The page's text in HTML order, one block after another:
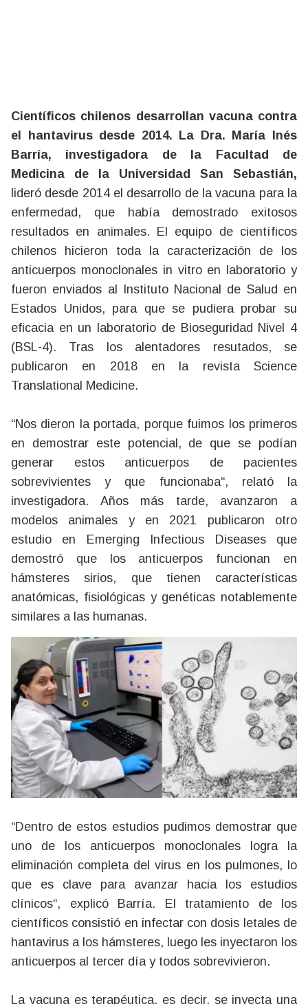
Científicos chilenos desarrollan vacuna contra
el hantavirus desde 2014. La Dra. María Inés
Barría, investigadora de la Facultad de
Medicina de la Universidad San Sebastián,
lideró desde 2014 el desarrollo de la vacuna para la
enfermedad, que había demostrado exitosos
resultados en animales. El equipo de científicos
chilenos hicieron toda la caracterización de los
anticuerpos monoclonales in vitro en laboratorio y
fueron enviados al Instituto Nacional de Salud en
Estados Unidos, para que se pudiera probar su
eficacia en un laboratorio de Bioseguridad Nivel 4
(BSL-4). Tras los alentadores resutados, se
publicaron en 2018 en la revista Science
Translational Medicine.
“Nos dieron la portada, porque fuimos los primeros
en demostrar este potencial, de que se podían
generar estos anticuerpos de pacientes
sobrevivientes y que funcionaba“, relató la
investigadora. Años más tarde, avanzaron a
modelos animales y en 2021 publicaron otro
estudio en Emerging Infectious Diseases que
demostró que los anticuerpos funcionan en
hámsteres sirios, que tienen características
anatómicas, fisiológicas y genéticas notablemente
similares a las humanas.
“Dentro de estos estudios pudimos demostrar que
uno de los anticuerpos monoclonales logra la
eliminación completa del virus en los pulmones, lo
que es clave para avanzar hacia los estudios
clínicos“, explicó Barría. El tratamiento de los
científicos consistió en infectar con dosis letales de
hantavirus a los hámsteres, luego les inyectaron los
anticuerpos al tercer día y todos sobrevivieron.
La vacuna es terapéutica, es decir, se inyecta una